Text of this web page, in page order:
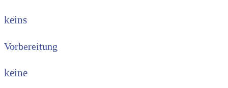
keins
Vorbereitung
keine